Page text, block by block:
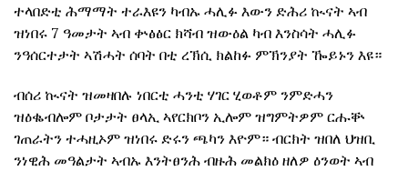
ተላበድቲ ሕማማት ተራእዩን ካብኡ ሓሊፉ እውን ድሕሪ ኲናት ኣብ
ዝነበሩ 7 ዓመታት ኣብ ቍፅፅር ክሻብ ዝውዕል ካብ እንስሳት ሓሊፉ
ንዓሰርተታት ኣሽሓት ሰባት በቲ ረኽሲ ክልከፉ ምኽንያት ዀይኑን እዩ።
ብሰሪ ኲናት ዝመዛበሉ ነበርቲ ሓንቲ ሃገር ሂወቶም ንምድሓን
ዝዕቈብሎም ቦታታት ፀላኢ ኣየርክቦን ኢሎም ዝግምትዎም ርሑቝ
ገጠራትን ተሓዚኦም ዝነበሩ ድሩን ጫካን እዮም። ብርክት ዝበለ ህዝቢ
ንነዊሕ መዓልታት ኣብኡ እንትፀንሕ ብዙሕ መልክዕ ዘለዎ ዕንወት ኣብ